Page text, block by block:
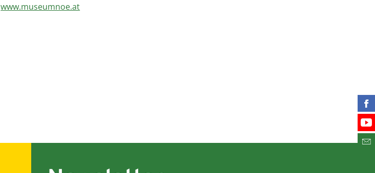
www.museumnoe.at